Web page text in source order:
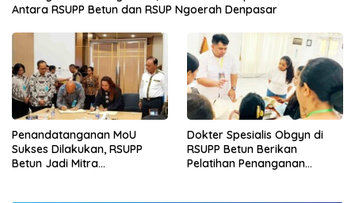
Antara RSUPP Betun dan RSUP Ngoerah Denpasar
Penandatanganan MoU
Sukses Dilakukan, RSUPP
Betun Jadi Mitra
Dokter Spesialis Obgyn di
RSUPP Betun Berikan
Pelatihan Penanganan